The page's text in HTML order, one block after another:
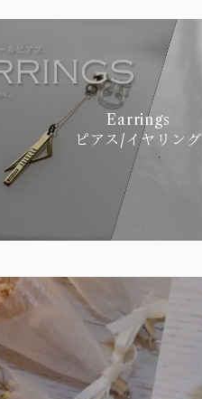
Earrings
ピアス/イヤリング